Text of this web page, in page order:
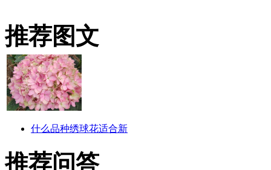
推荐图文
什么品种绣球花适合新
推荐问答